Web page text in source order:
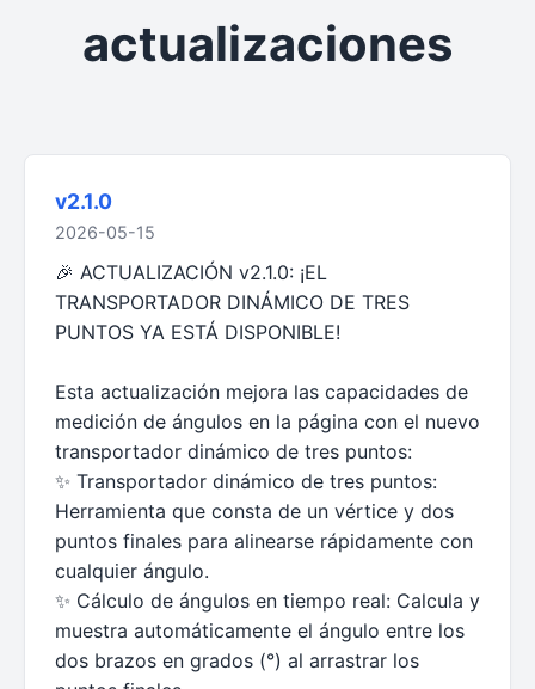
actualizaciones
v2.1.0
2026-05-15
🎉 ACTUALIZACIÓN v2.1.0: ¡EL
TRANSPORTADOR DINÁMICO DE TRES
PUNTOS YA ESTÁ DISPONIBLE!
Esta actualización mejora las capacidades de
medición de ángulos en la página con el nuevo
transportador dinámico de tres puntos:
✨ Transportador dinámico de tres puntos:
Herramienta que consta de un vértice y dos
puntos finales para alinearse rápidamente con
cualquier ángulo.
✨ Cálculo de ángulos en tiempo real: Calcula y
muestra automáticamente el ángulo entre los
dos brazos en grados (°) al arrastrar los